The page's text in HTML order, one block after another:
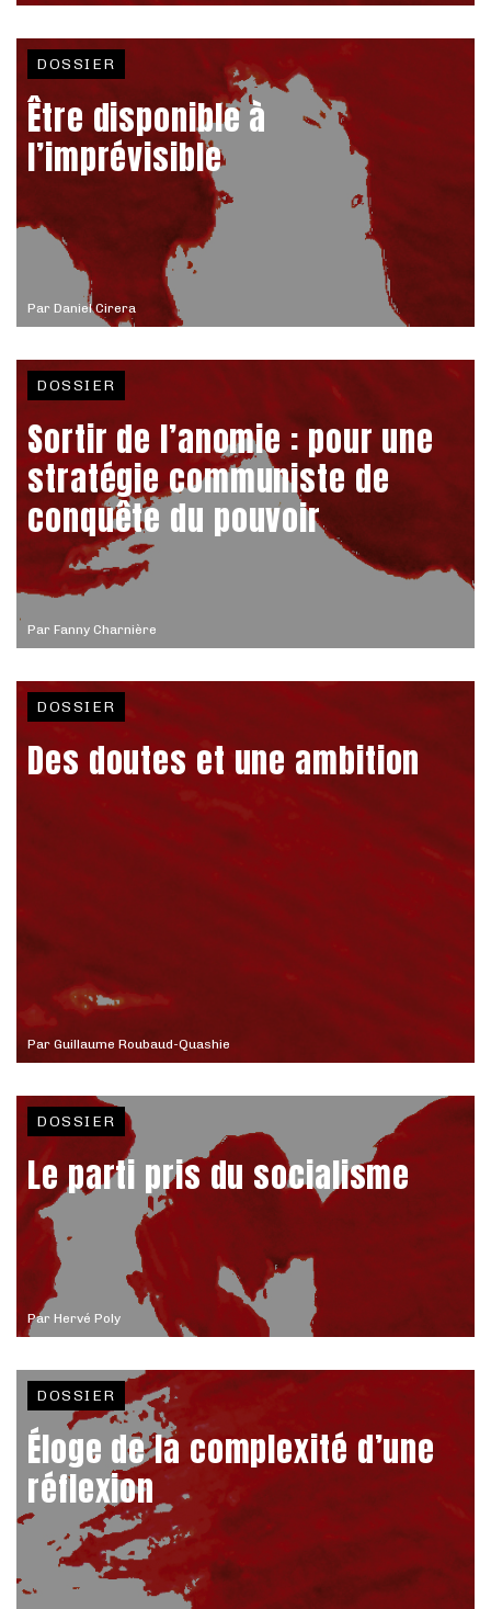
Par Daniel Cirera
DOSSIER
Être disponible à
l’imprévisible
Par Fanny Charnière
DOSSIER
Sortir de l’anomie : pour une
stratégie communiste de
conquête du pouvoir
Par Guillaume Roubaud-Quashie
DOSSIER
Des doutes et une ambition
Par Hervé Poly
DOSSIER
Le parti pris du socialisme
DOSSIER
Éloge de la complexité d’une
réflexion